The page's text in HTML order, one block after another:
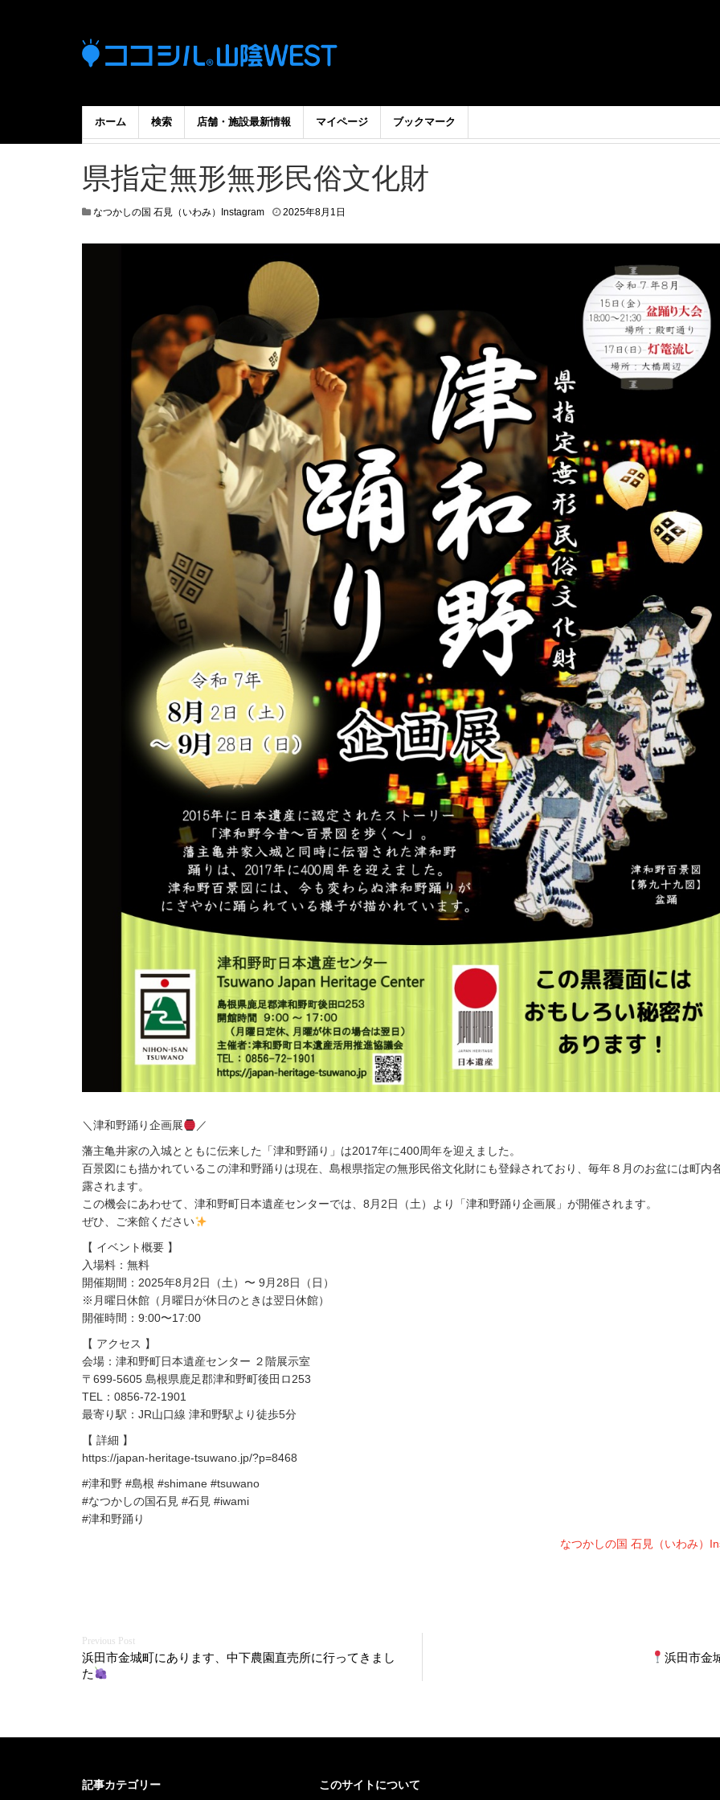
ホーム 検索 店舗・施設最新情報 マイページ ブックマーク
県指定無形無形民俗文化財
なつかしの国 石見（いわみ）Instagram 2025年8月1日
＼津和野踊り企画展
／
藩主亀井家の入城とともに伝来した「津和野踊り」は2017年に400周年を迎えました。
百景図にも描かれているこの津和野踊りは現在、島根県指定の無形民俗文化財にも登録されており、毎年８月のお盆には町内
露されます。
この機会にあわせて、津和野町日本遺産センターでは、8月2日（土）より「津和野踊り企画展」が開催されます。
ぜひ、ご来館ください
【 イベント概要 】
入場料：無料
開催期間：2025年8月2日（土）〜 9月28日（日）
※月曜日休館（月曜日が休日のときは翌日休館）
開催時間：9:00〜17:00
【 アクセス 】
会場：津和野町日本遺産センター ２階展示室
〒699-5605 島根県鹿足郡津和野町後田ロ253
TEL：0856-72-1901
最寄り駅：JR山口線 津和野駅より徒歩5分
【 詳細 】
https://japan-heritage-tsuwano.jp/?p=8468
#津和野 #島根 #shimane #tsuwano
#なつかしの国石見 #石見 #iwami
#津和野踊り
なつかしの国 石見（いわみ）
投
稿
ビ
ゲ
浜田市金城町にあります、中下農園直売所に行ってきまし
た
浜田市金
記事カテゴリー このサイトについて